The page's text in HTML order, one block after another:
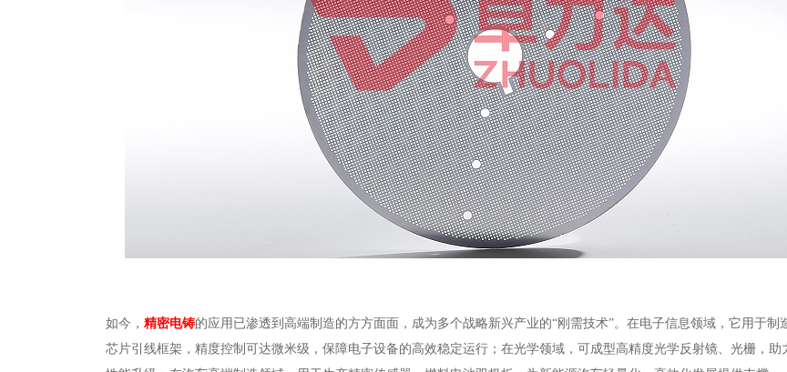
如今， 精密电铸的应用已渗透到高端制造的方方面面，成为多个战略新兴产业的“刚需技术”。在电子信息领域，它用于制
芯片引线框架，精度控制可达微米级，保障电子设备的高效稳定运行；在光学领域，可成型高精度光学反射镜、光栅，助